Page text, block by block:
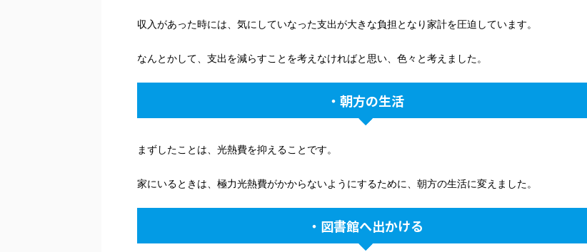
収入があった時には、気にしていなった支出が大きな負担となり家計を圧迫しています。
なんとかして、支出を減らすことを考えなければと思い、色々と考えました。
・朝方の生活
まずしたことは、光熱費を抑えることです。
家にいるときは、極力光熱費がかからないようにするために、朝方の生活に変えました。
・図書館へ出かける